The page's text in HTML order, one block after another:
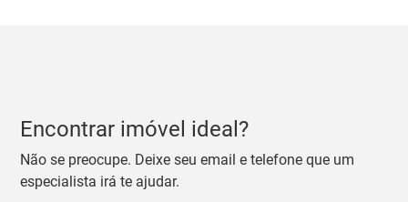
Encontrar imóvel ideal?
Não se preocupe. Deixe seu email e telefone que um
especialista irá te ajudar.